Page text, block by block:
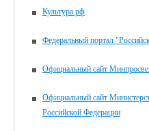
Культура.рф
Федеральный портал
Официальный сайт
Официальный сайт
Российской Федерации